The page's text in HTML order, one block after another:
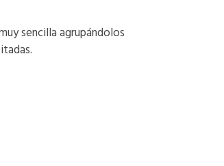
sencilla agrupándolos